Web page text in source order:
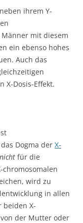
ihrem Y-
Männer mit diesem
ein ebenso hohes
Auch das
X-Dosis-Effekt.
Dogma der X-
nicht für die
chromosomalen
wird zu
in allen
beiden X-
der Mutter oder